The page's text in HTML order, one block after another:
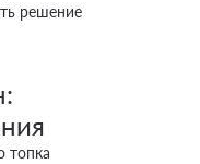
решение
топка